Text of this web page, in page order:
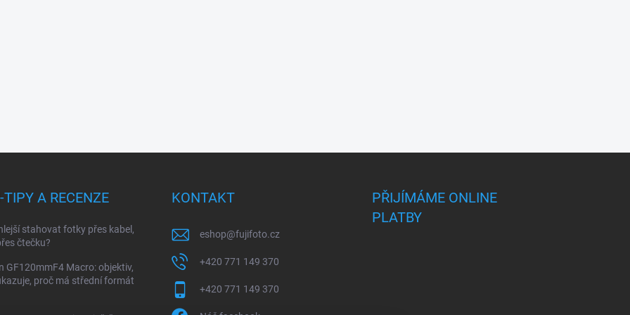
TIPY A RECENZE
stahovat fotky přes kabel,
čtečku?
GF120mmF4 Macro: objektiv,
proč má střední formát
KONTAKT
eshop@fujifoto.cz
+420 771 149 370
+420 771 149 370
PŘIJÍMÁME ONLINE
PLATBY